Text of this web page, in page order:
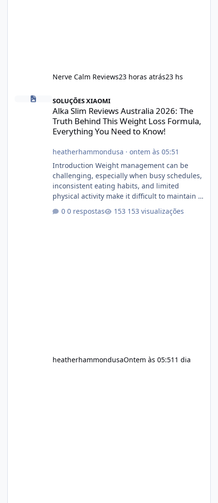
Nerve Calm Reviews23 horas atrás23 hs
SOLUÇÕES XIAOMI
Alka Slim Reviews Australia 2026: The
Truth Behind This Weight Loss Formula,
Everything You Need to Know!
heatherhammondusa · ontem às 05:51
Introduction Weight management can be
challenging, especially when busy schedules,
inconsistent eating habits, and limited
physical activity make it difficult to maintain a
for dietary supplements that may
0 respostas 153 visualizações
heatherhammondusaOntem às 05:51 1 dia